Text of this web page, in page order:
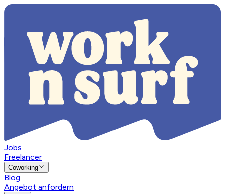
Jobs
Freelancer
Coworking
Blog
Angebot anfordern